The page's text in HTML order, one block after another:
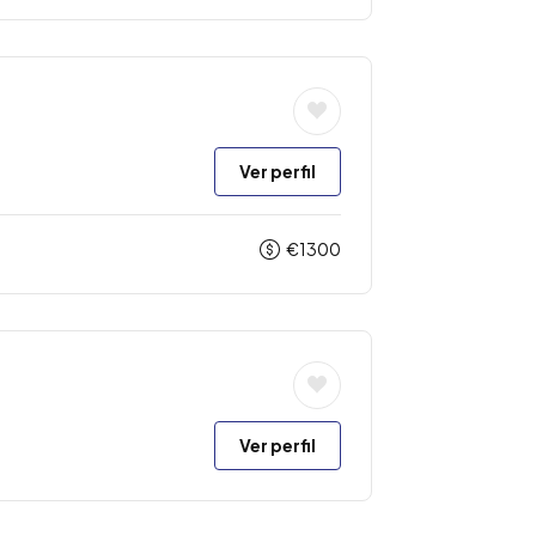
Ver perfil
€1300
Ver perfil